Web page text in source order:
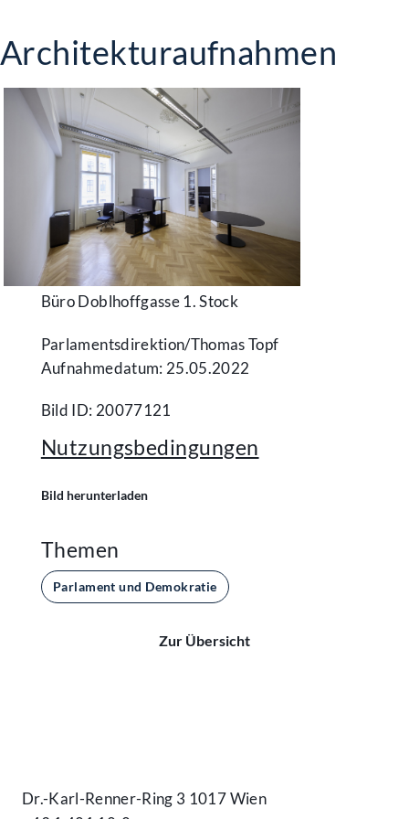
Architekturaufnahmen
Büro Doblhoffgasse 1. Stock
Parlamentsdirektion/​Thomas Topf
Aufnahmedatum: 25.05.2022
Bild ID: 20077121
Nutzungsbedingungen
Bild herunterladen
Themen
Parlament und Demokratie
Zur Übersicht
Dr.-Karl-Renner-Ring 3 1017 Wien